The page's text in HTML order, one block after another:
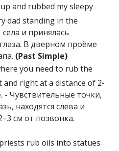
and rubbed my sleepy
dad standing in the
и принялась
В дверном проёме
(Past Simple)
you need to rub the
right at a distance of 2-
- Чувствительные точки,
находятся слева и
см от позвонка.
rub oils into statues